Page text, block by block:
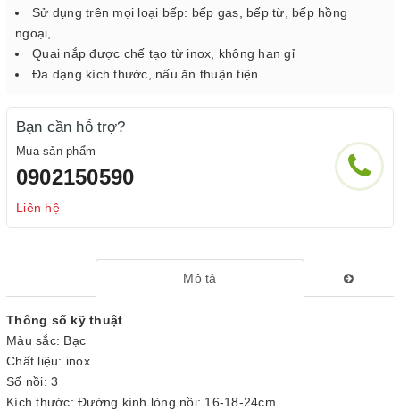
Sử dụng trên mọi loại bếp: bếp gas, bếp từ, bếp hồng
ngoại,...
Quai nắp được chế tạo từ inox, không han gỉ
Đa dạng kích thước, nấu ăn thuận tiện
Bạn cần hỗ trợ?
Mua sản phẩm
0902150590
Liên hệ
Mô tả
Thông số kỹ thuật
Màu sắc: Bạc
Chất liệu: inox
Số nồi: 3
Kích thước: Đường kính lòng nồi: 16-18-24cm